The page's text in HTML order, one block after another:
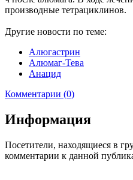
производные тетрациклинов.
Другие новости по теме:
Алюгастрин
Алюмаг-Тева
Анацид
Комментарии (0)
Информация
Посетители, находящиеся в
комментарии к данной